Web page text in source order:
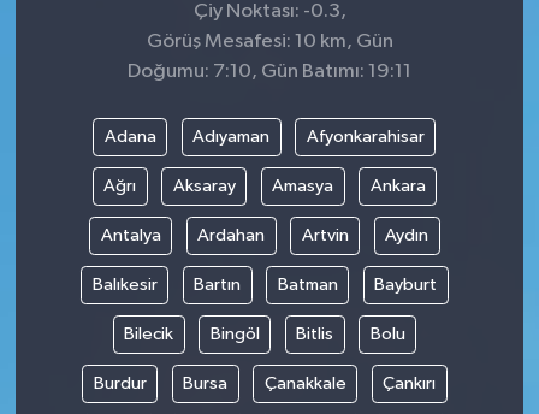
Çiy Noktası: -0.3,
Görüş Mesafesi: 10 km, Gün
Doğumu: 7:10, Gün Batımı: 19:11
Adana Adıyaman Afyonkarahisar
Ağrı Aksaray Amasya Ankara
Antalya Ardahan Artvin Aydın
Balıkesir Bartın Batman Bayburt
Bilecik Bingöl Bitlis Bolu
Burdur Bursa Çanakkale Çankırı